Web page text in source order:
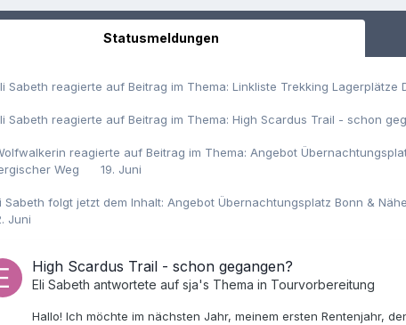
Statusmeldungen
Sabeth reagierte auf Beitrag im Thema: Linkliste Trekking Lagerplätze
Sabeth reagierte auf Beitrag im Thema: High Scardus Trail - schon
reagierte auf Beitrag im Thema: Angebot
Weg
19. Juni
Sabeth folgt jetzt dem Inhalt: Angebot Übernachtungsplatz Bonn &
Juni
High Scardus Trail - schon gegangen?
Eli Sabeth antwortete auf sja's Thema in Tourvorbereitung
Hallo! Ich möchte im nächsten Jahr, meinem ersten Rentenjahr,